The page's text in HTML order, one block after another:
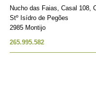
Nucho das Faias, Casal 108,
Stº Isídro de Pegões
2985 Montijo
265.995.582